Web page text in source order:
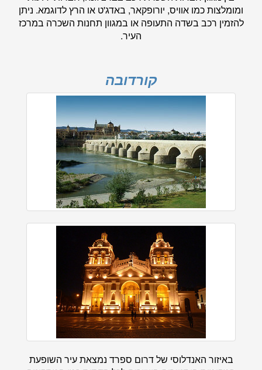
ומומלצות כמו אוויס, יורופקאר, באדג'ט או הרץ לדוגמא. ניתן
להזמין רכב בשדה התעופה או במגוון תחנות השכרה במרכז
העיר.
קורדובה
באיזור האנדלוסי של דרום ספרד נמצאת עיר השופעת